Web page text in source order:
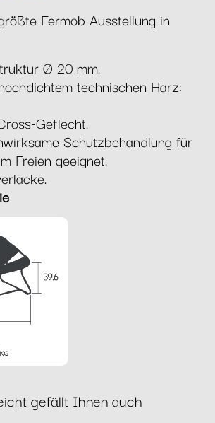
Fermob Ausstellung in
Ø 20 mm.
technischen Harz:
Geflecht.
Schutzbehandlung für
Freien geeignet.
gefällt Ihnen auch